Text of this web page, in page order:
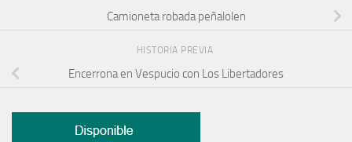
Camioneta robada peñalolen
HISTORIA PREVIA
Encerrona en Vespucio con Los Libertadores